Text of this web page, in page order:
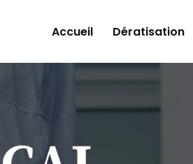
Accueil Dératisation